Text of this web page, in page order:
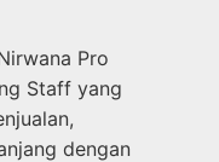
Pro
Staff yang
dengan